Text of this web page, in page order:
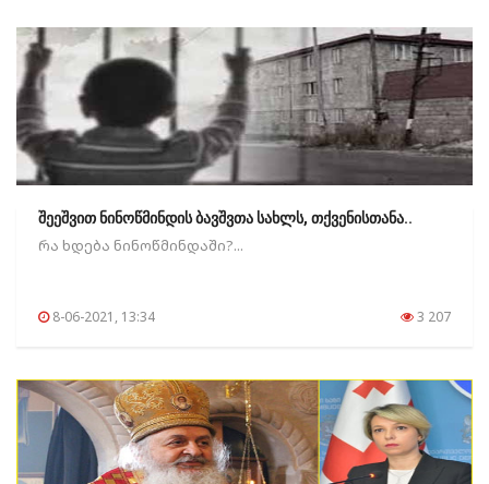
შეეშვით ნინოწმინდის ბავშვთა სახლს, თქვენისთანა..
რა ხდება ნინოწმინდაში?...
8-06-2021, 13:34 3 207